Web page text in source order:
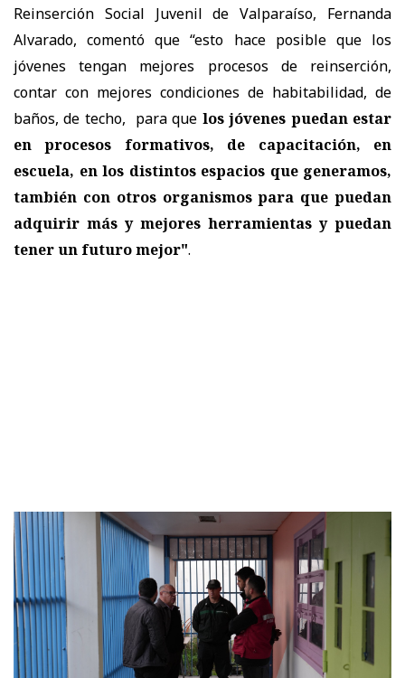
Reinserción Social Juvenil de Valparaíso, Fernanda
Alvarado, comentó que “esto hace posible que los
jóvenes tengan mejores procesos de reinserción,
contar con mejores condiciones de habitabilidad, de
baños, de techo, para que los jóvenes puedan estar
en procesos formativos, de capacitación, en
escuela, en los distintos espacios que generamos,
también con otros organismos para que puedan
adquirir más y mejores herramientas y puedan
tener un futuro mejor".